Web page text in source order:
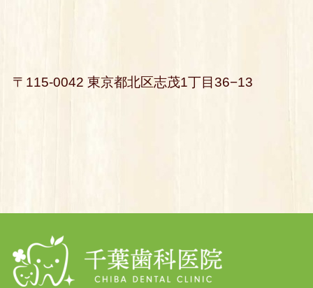
〒115-0042 東京都北区志茂1丁目36−13